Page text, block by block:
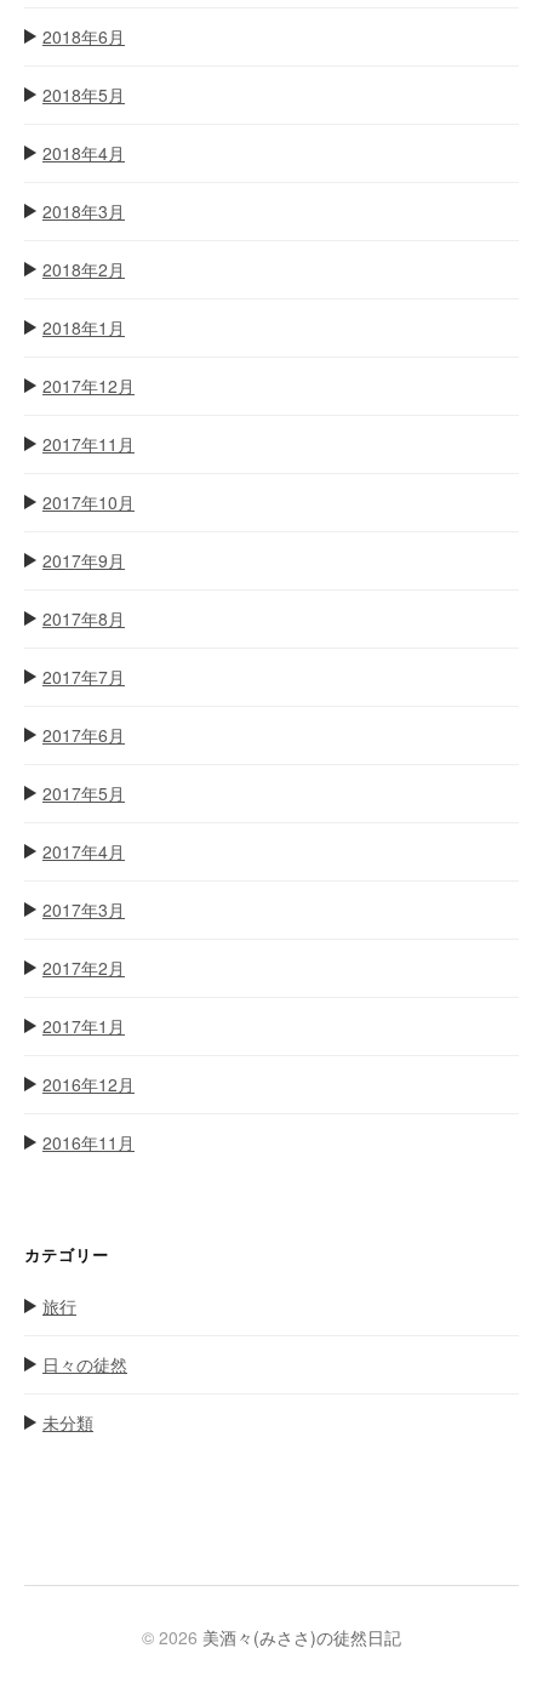
2018年6月
2018年5月
2018年4月
2018年3月
2018年2月
2018年1月
2017年12月
2017年11月
2017年10月
2017年9月
2017年8月
2017年7月
2017年6月
2017年5月
2017年4月
2017年3月
2017年2月
2017年1月
2016年12月
2016年11月
カテゴリー
旅行
日々の徒然
未分類
© 2026 美酒々(みささ)の徒然日記